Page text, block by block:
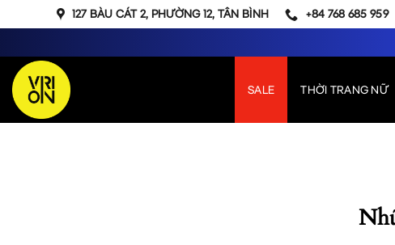
qua
dung
127 BÀU CÁT 2, PHƯỜNG 12, TÂN BÌNH +84 768 685 959
SALE THỜI TRANG NỮ